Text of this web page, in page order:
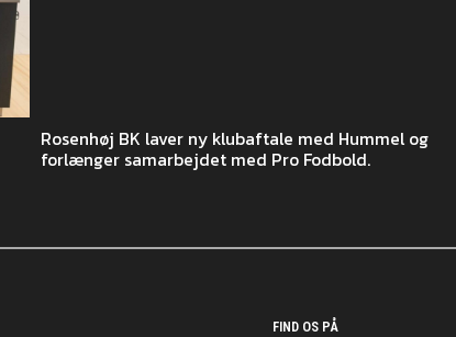
Rosenhøj BK laver ny klubaftale med Hummel og
forlænger samarbejdet med Pro Fodbold.
FIND OS PÅ